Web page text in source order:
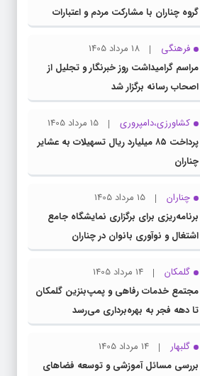
گروه چناران با مشارکت مردم و اعتبارات
دولتی
فرهنگی
18 مرداد 1405
مراسم گرامیداشت روز خبرنگار و تجلیل از
اصحاب رسانه برگزار شد
کشاورزی،دامپروری
15 مرداد 1405
پرداخت ۸۵ میلیارد ریال تسهیلات به عشایر
چناران
چناران
15 مرداد 1405
برنامه‌ریزی برای برگزاری نمایشگاه جامع
اشتغال و نوآوری بانوان در چناران
گلمکان
14 مرداد 1405
مجتمع خدمات رفاهی و پمپ‌بنزین گلمکان
تا دهه فجر به بهره‌برداری می‌رسد
گلبهار
14 مرداد 1405
بررسی مسائل آموزشی و توسعه فضاهای